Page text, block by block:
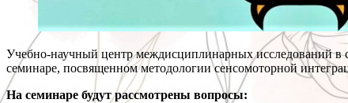
Учебно-научный центр междисциплинарных исследований в
семинаре, посвященном методологии сенсомоторной
На семинаре будут рассмотрены вопросы: